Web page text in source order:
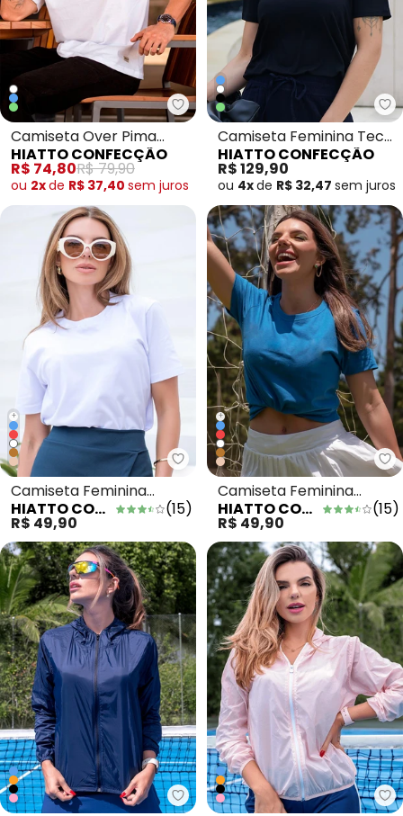
Hiatto Confecção - Camiseta
Camiseta Over Pima
Basic Masculina Branco
HIATTO CONFECÇÃO
R$ 74,80R$ 79,90
ou 2xde R$ 37,40 sem juros
Camiseta Feminina Tech
Modal Preto
HIATTO CONFECÇÃO
R$ 129,90
ou 4xde R$ 32,47 sem juros
+
Hiatto Confecção - Camiseta
Camiseta Feminina
Manga Curta Branca
Branca
HIATTO CONFECÇÃO (15)
R$ 49,90
+
Camiseta Feminina
Manga Curta Branca Azul
Bic
HIATTO CONFECÇÃO (15)
R$ 49,90
Hiatto Confecção - Corta